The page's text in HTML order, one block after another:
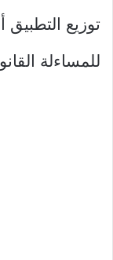
توزيع التطبيق
للمساءلة